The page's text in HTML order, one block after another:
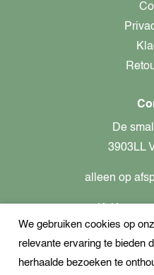
De
3903LL
alleen op
Btw-nummer:
We gebruiken cookies op
relevante ervaring te bieden
herhaalde bezoeken te